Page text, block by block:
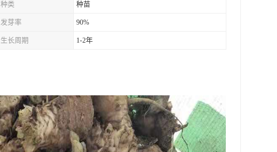
种类 种苗
发芽率 90%
生长周期 1-2年